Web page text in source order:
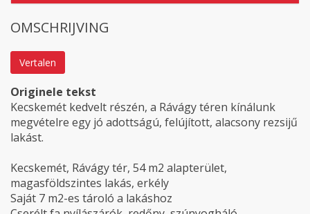
OMSCHRIJVING
Vertalen
Originele tekst
Kecskemét kedvelt részén, a Rávágy téren kínálunk
megvételre egy jó adottságú, felújított, alacsony rezsijű
lakást.
Kecskemét, Rávágy tér, 54 m2 alapterület,
magasföldszintes lakás, erkély
Saját 7 m2-es tároló a lakáshoz